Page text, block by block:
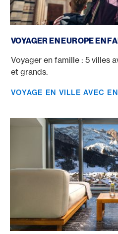
VOYAGER EN EUROPE EN
Voyager en famille : 5 villes
et grands.
VOYAGE EN VILLE AVEC